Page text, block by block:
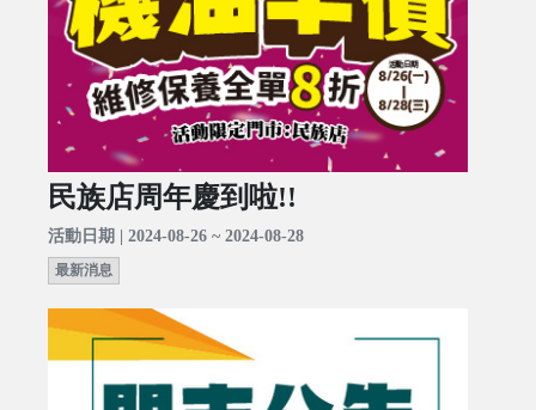
民族店周年慶到啦!!
活動日期 | 2024-08-26 ~ 2024-08-28
最新消息